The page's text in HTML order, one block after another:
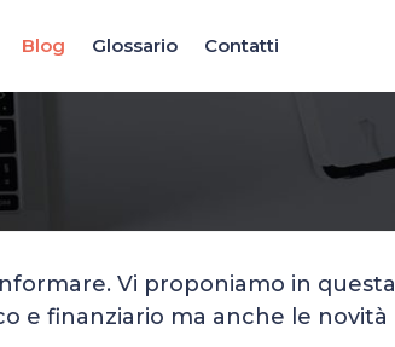
Blog Glossario Contatti
Vi proponiamo in questa
e finanziario ma anche le novità